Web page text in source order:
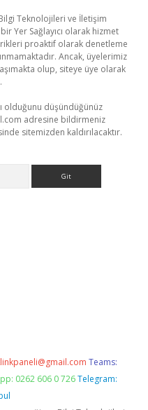
Teknolojileri ve İletişim
Yer Sağlayıcı olarak hizmet
proaktif olarak denetleme
Ancak, üyelerimiz
olup, siteye üye olarak
olduğunu düşündüğünüz
adresine bildirmeniz
sitemizden kaldırılacaktır.
Teams:
0262 606 0 726 Telegram: